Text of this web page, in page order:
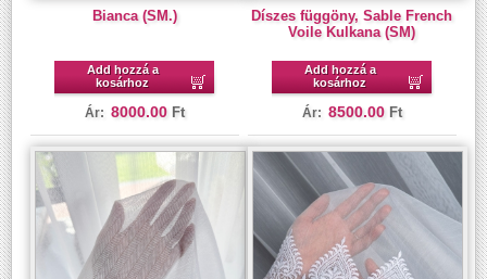
Bianca (SM.)
Add hozzá a
kosárhoz
Ár: 8000.00 Ft
Díszes függöny, Sable French
Voile Kulkana (SM)
Add hozzá a
kosárhoz
Ár: 8500.00 Ft